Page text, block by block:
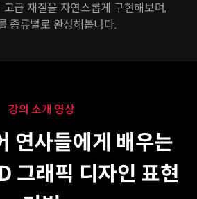
고급 재질을 자연스롭게 구현해보며,
종류별로 완성해봅니다.
강의 소개 영상
연사들에게 배우는
그래픽 디자인 표현